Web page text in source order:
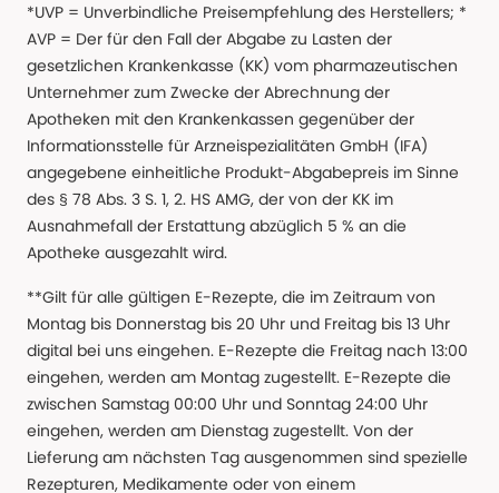
*UVP = Unverbindliche Preisempfehlung des Herstellers; *
AVP = Der für den Fall der Abgabe zu Lasten der
gesetzlichen Krankenkasse (KK) vom pharmazeutischen
Unternehmer zum Zwecke der Abrechnung der
Apotheken mit den Krankenkassen gegenüber der
Informationsstelle für Arzneispezialitäten GmbH (IFA)
angegebene einheitliche Produkt-Abgabepreis im Sinne
des § 78 Abs. 3 S. 1, 2. HS AMG, der von der KK im
Ausnahmefall der Erstattung abzüglich 5 % an die
Apotheke ausgezahlt wird.
**Gilt für alle gültigen E-Rezepte, die im Zeitraum von
Montag bis Donnerstag bis 20 Uhr und Freitag bis 13 Uhr
digital bei uns eingehen. E-Rezepte die Freitag nach 13:00
eingehen, werden am Montag zugestellt. E-Rezepte die
zwischen Samstag 00:00 Uhr und Sonntag 24:00 Uhr
eingehen, werden am Dienstag zugestellt. Von der
Lieferung am nächsten Tag ausgenommen sind spezielle
Rezepturen, Medikamente oder von einem